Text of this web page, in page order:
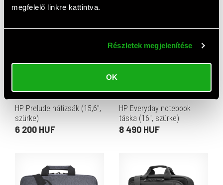
megfelelő linkre kattintva.
Részletek megjelenítése
OK
HP Prelude hátizsák (15,6",
szürke)
6 200 HUF
HP Everyday notebook
táska (16", szürke)
8 490 HUF